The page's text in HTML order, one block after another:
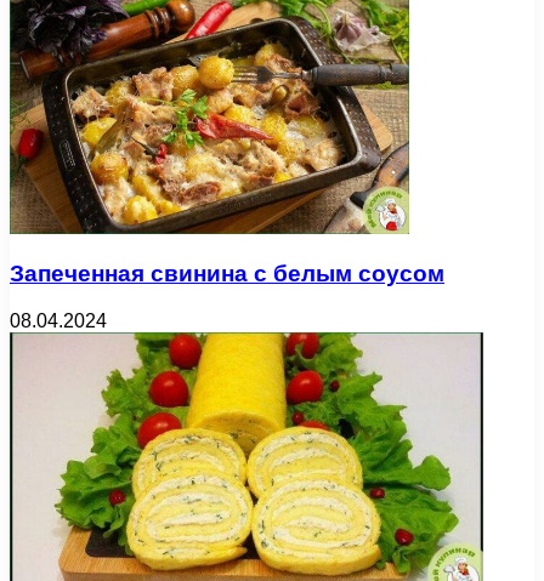
Запеченная свинина с белым соусом
08.04.2024